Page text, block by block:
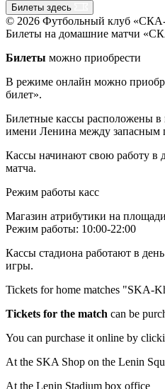
Билеты здесь
© 2026 Футбольный клуб
Билеты на домашние матчи
Билеты можно приобрести
В режиме онлайн можно
билет».
Билетные кассы расположены в
имени Ленина между запасным
Кассы начинают свою работу в
матча.
Режим работы касс
Магазин атрибутики на
Режим работы: 10:00-22:00
Кассы стадиона работают в
игры.
Tickets for home matches "SKA-
Tickets for the match can be
You can purchase it online by
At the SKA Shop on the Lenin
At the Lenin Stadium box office